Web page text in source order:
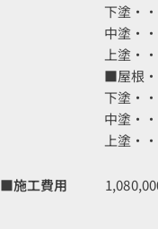
下塗・
中塗・
上塗・
■屋根
下塗・
中塗・
上塗・
■施工費用